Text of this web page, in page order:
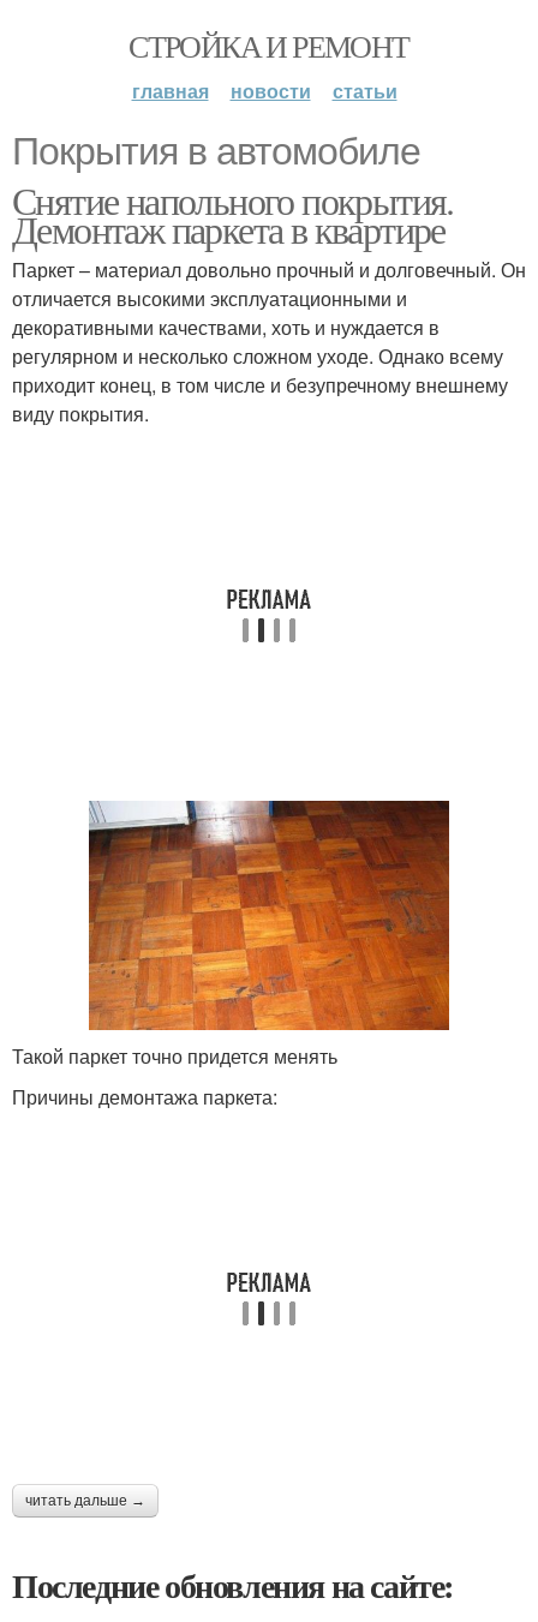
СТРОЙКА И РЕМОНТ
главная новости статьи
Покрытия в автомобиле
Снятие напольного покрытия.
Демонтаж паркета в квартире
Паркет – материал довольно прочный и долговечный. Он
отличается высокими эксплуатационными и
декоративными качествами, хоть и нуждается в
регулярном и несколько сложном уходе. Однако всему
приходит конец, в том числе и безупречному внешнему
виду покрытия.
Такой паркет точно придется менять
Причины демонтажа паркета:
читать дальше →
Последние обновления на сайте: